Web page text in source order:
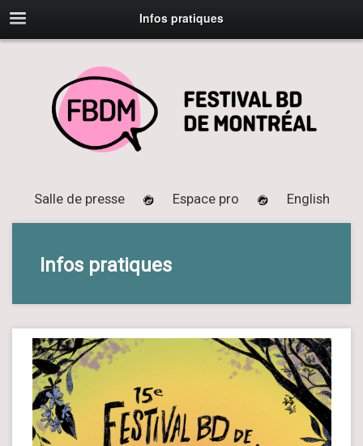
Infos pratiques
Salle de presse Espace pro English
Infos pratiques